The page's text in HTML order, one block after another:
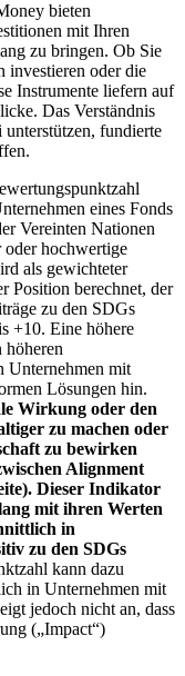
bieten
mit Ihren
zu bringen. Ob Sie
investieren oder die
Instrumente liefern auf
Das Verständnis
fundierte
eines Fonds
Vereinten Nationen
oder hochwertige
als gewichteter
Position berechnet, der
zu den SDGs
+10. Eine höhere
Unternehmen mit
Lösungen hin.
Wirkung oder den
zu machen oder
zu bewirken
Alignment
Dieser Indikator
mit ihren Werten
in
zu den SDGs
kann dazu
in Unternehmen mit
jedoch nicht an, dass
(„Impact“)